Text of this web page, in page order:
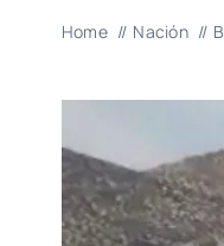
Home Nación